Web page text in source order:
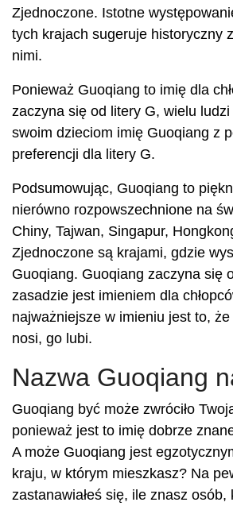
Zjednoczone. Istotne
tych krajach sugeruje historyczny
nimi.
Ponieważ Guoqiang to imię dla
zaczyna się od litery G, wielu
swoim dzieciom imię Guoqiang z
preferencji dla litery G.
Podsumowując, Guoqiang to
nierówno rozpowszechnione na
Chiny, Tajwan, Singapur,
Zjednoczone są krajami, gdzie
Guoqiang. Guoqiang zaczyna się
zasadzie jest imieniem dla
najważniejsze w imieniu jest to,
nosi, go lubi.
Nazwa Guoqiang
Guoqiang być może zwróciło
ponieważ jest to imię dobrze
A może Guoqiang jest
kraju, w którym mieszkasz? Na
zastanawiałeś się, ile znasz osób,